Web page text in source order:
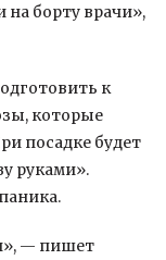
на борту врачи»,
к
которые
посадке будет
руками».
— пишет